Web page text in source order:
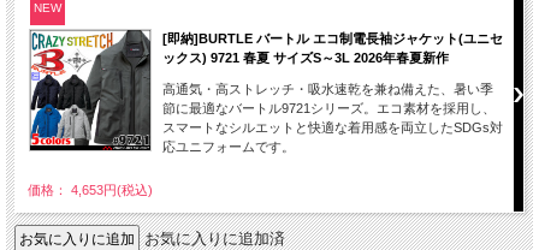
NEW
[即納]BURTLE バートル エコ制電長袖ジャケット(ユニセ
ックス) 9721 春夏 サイズS～3L 2026年春夏新作
高通気・高ストレッチ・吸水速乾を兼ね備えた、暑い季
節に最適なバートル9721シリーズ。エコ素材を採用し、
スマートなシルエットと快適な着用感を両立したSDGs対
応ユニフォームです。
価格： 4,653円(税込)
お気に入りに追加済